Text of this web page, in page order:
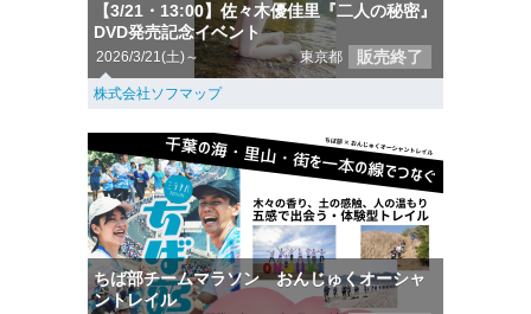
【3/21・13:00】佐々木優佳里『二人の秘密』
DVD発売記念イベント
2026/3/21(土)～ 東京都 販売終了
株式会社ソフマップ
ちば部チームマラソン おんじゅくオーシャ
ントレイル